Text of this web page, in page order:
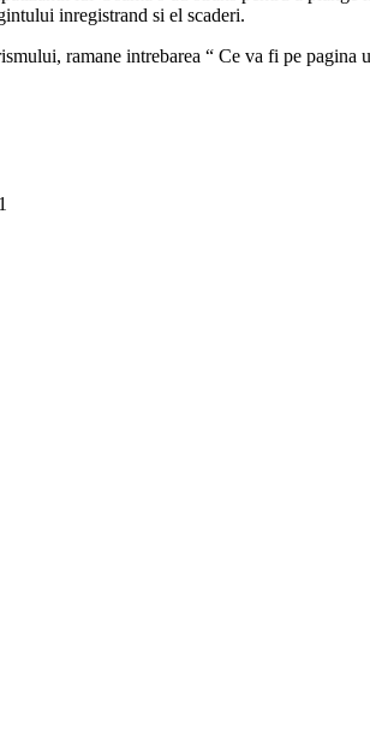
inregistrand si el scaderi.
ramane intrebarea “ Ce va fi pe